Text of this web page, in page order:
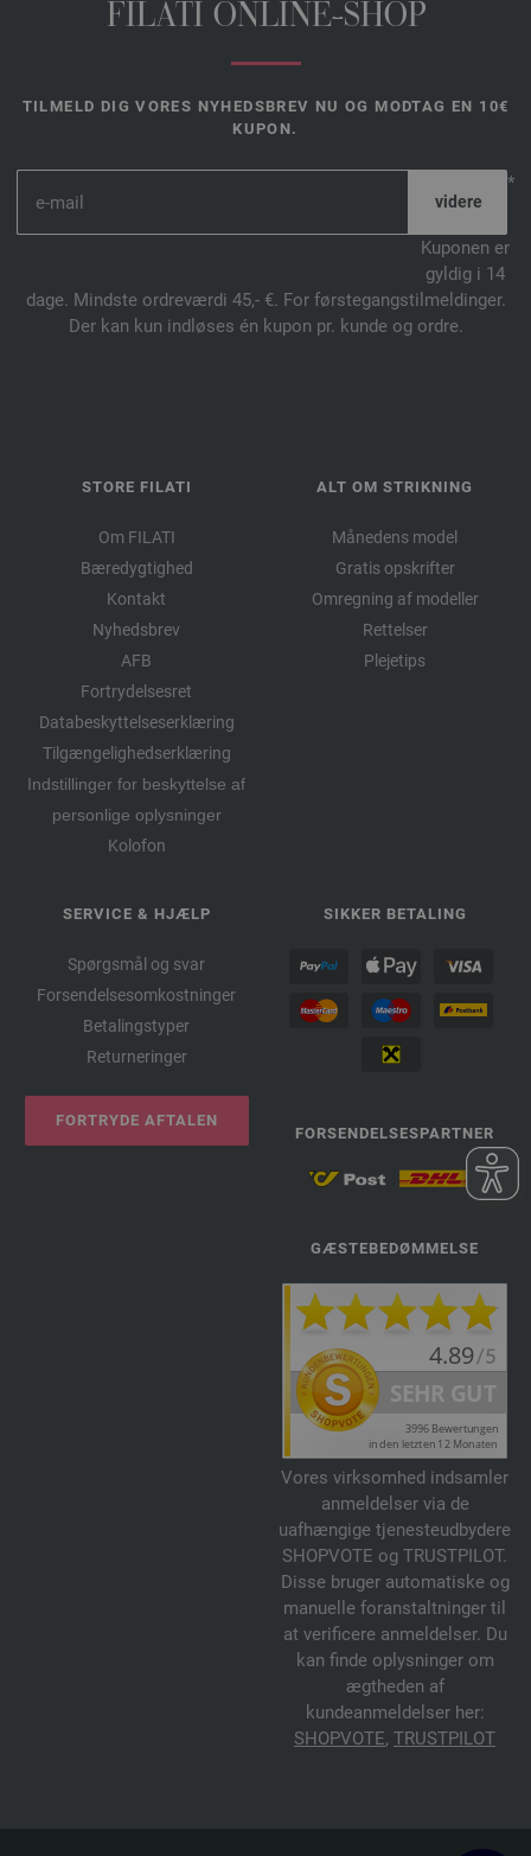
FILATI ONLINE-SHOP
TILMELD DIG VORES NYHEDSBREV NU OG MODTAG EN 10€
KUPON.
*
Kuponen er
gyldig i 14
dage. Mindste ordreværdi 45,- €. For førstegangstilmeldinger.
Der kan kun indløses én kupon pr. kunde og ordre.
STORE FILATI
Om FILATI
Bæredygtighed
Kontakt
Nyhedsbrev
AFB
Fortrydelsesret
Databeskyttelseserklæring
Tilgængelighedserklæring
Indstillinger for beskyttelse af
personlige oplysninger
Kolofon
ALT OM STRIKNING
Månedens model
Gratis opskrifter
Omregning af modeller
Rettelser
Plejetips
SERVICE & HJÆLP
Spørgsmål og svar
Forsendelsesomkostninger
Betalingstyper
Returneringer
FORTRYDE AFTALEN
SIKKER BETALING
FORSENDELSESPARTNER
GÆSTEBEDØMMELSE
Vores virksomhed indsamler
anmeldelser via de
uafhængige tjenesteudbydere
SHOPVOTE og TRUSTPILOT.
Disse bruger automatiske og
manuelle foranstaltninger til
at verificere anmeldelser. Du
kan finde oplysninger om
ægtheden af
kundeanmeldelser her:
SHOPVOTE, TRUSTPILOT